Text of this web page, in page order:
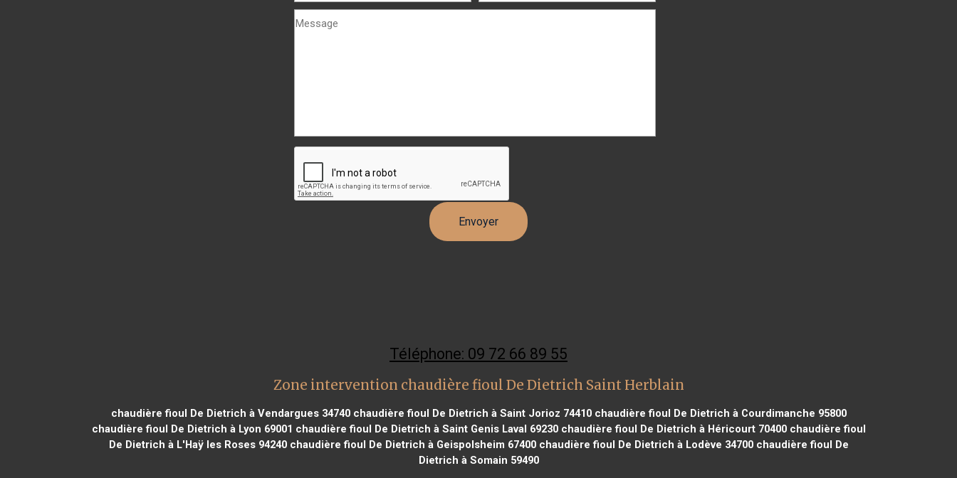
Téléphone: 09 72 66 89 55
Zone intervention chaudière fioul De Dietrich Saint Herblain
chaudière fioul De Dietrich à Vendargues 34740chaudière fioul De Dietrich à Saint Jorioz 74410chaudière fioul De Dietrich à Courdimanche 95800
chaudière fioul De Dietrich à Lyon 69001 chaudière fioul De Dietrich à Saint Genis Laval 69230chaudière fioul De Dietrich à Héricourt 70400chaudière fioul
De Dietrich à L'Haÿ les Roses 94240chaudière fioul De Dietrich à Geispolsheim 67400chaudière fioul De Dietrich à Lodève 34700chaudière fioul De
Dietrich à Somain 59490